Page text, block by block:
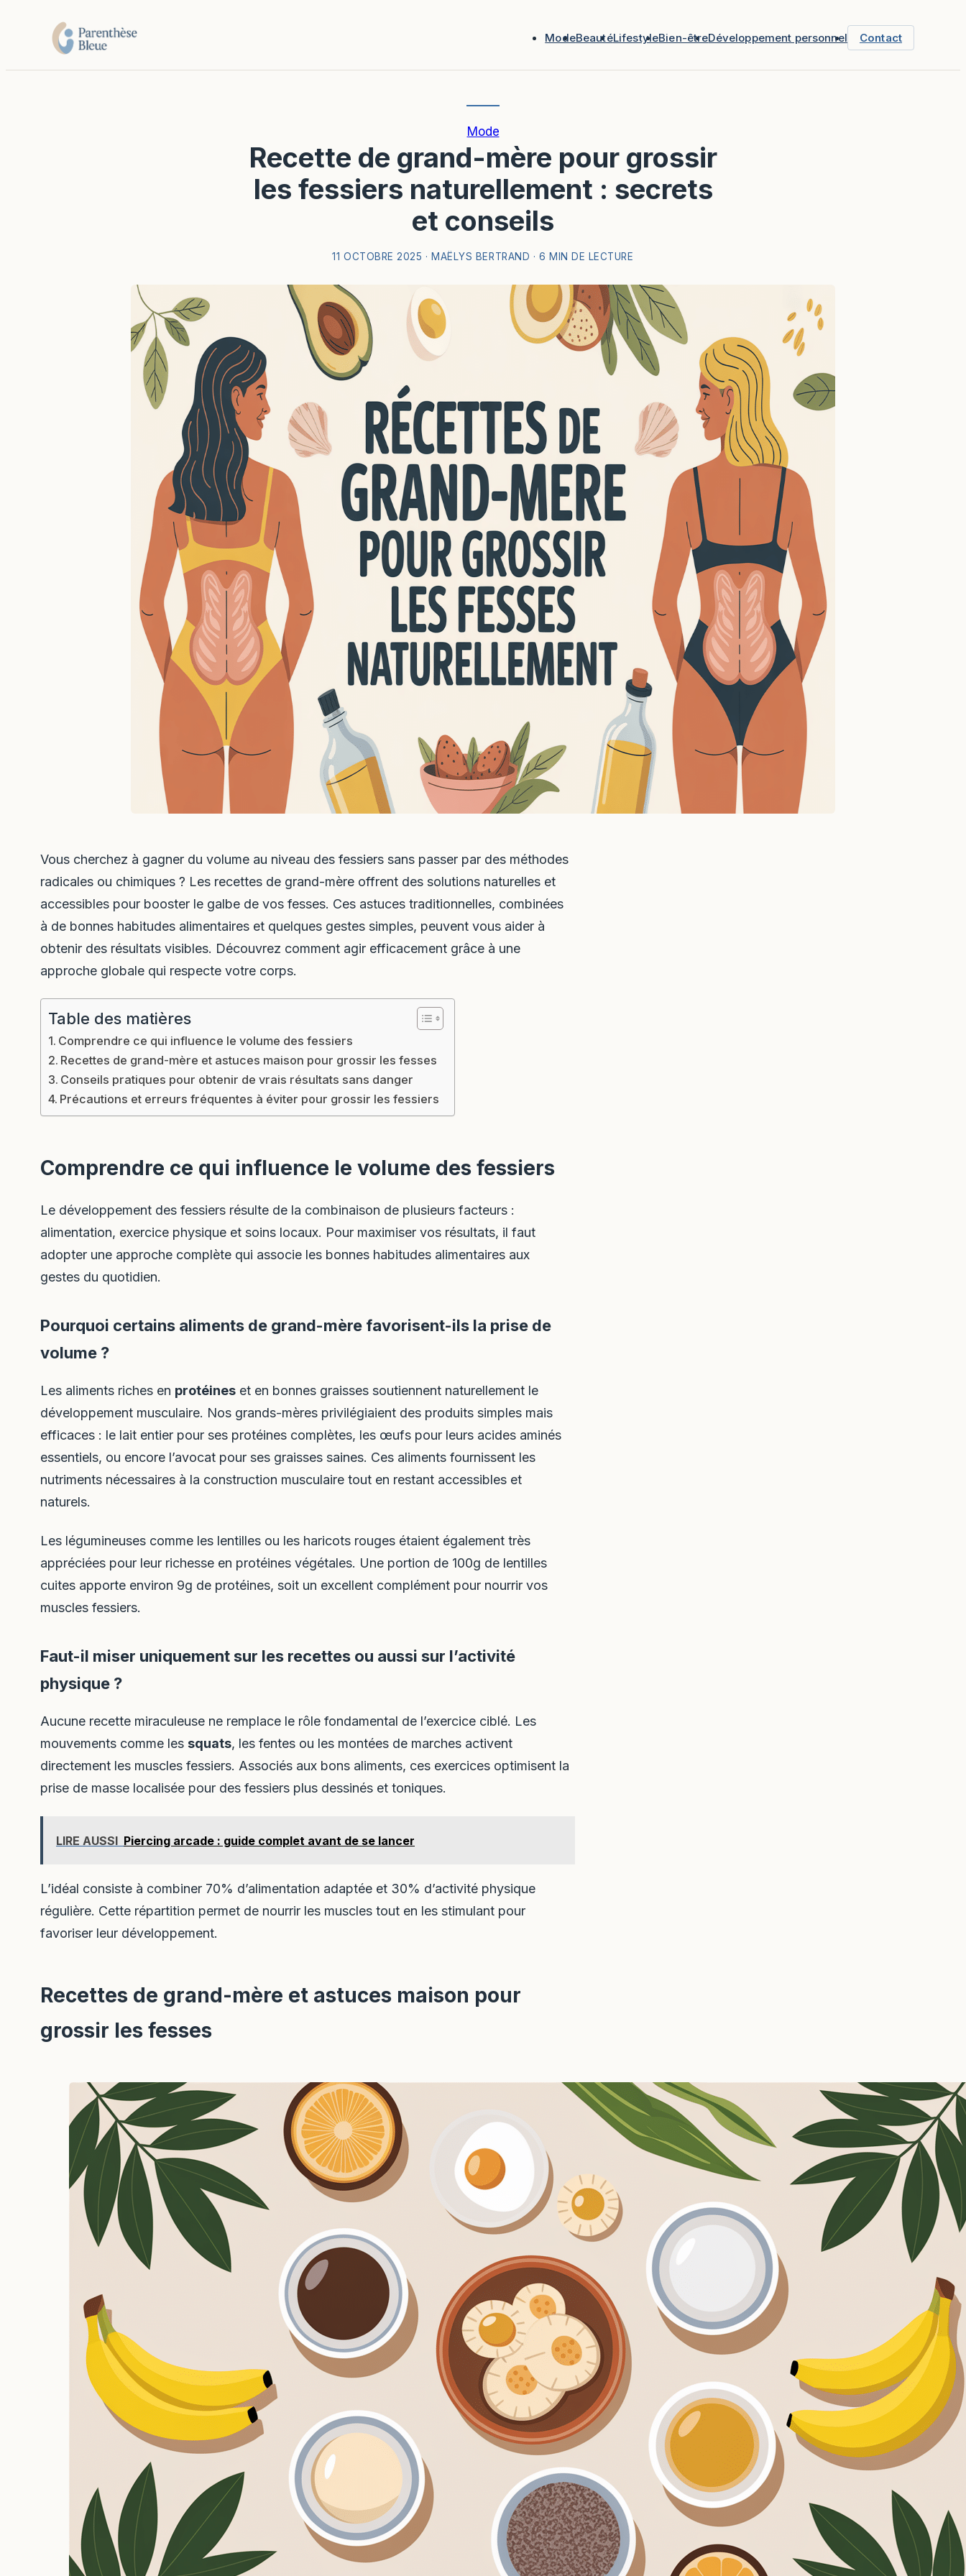
ModeBeautéLifestyleBien-êtreDéveloppement personnel Contact
Mode
Recette de grand-mère pour grossir
les fessiers naturellement : secrets
et conseils
11 OCTOBRE 2025 · MAËLYS BERTRAND · 6 MIN DE LECTURE
Vous cherchez à gagner du volume au niveau des fessiers sans passer par des méthodes
radicales ou chimiques ? Les recettes de grand-mère offrent des solutions naturelles et
accessibles pour booster le galbe de vos fesses. Ces astuces traditionnelles, combinées
à de bonnes habitudes alimentaires et quelques gestes simples, peuvent vous aider à
obtenir des résultats visibles. Découvrez comment agir efficacement grâce à une
approche globale qui respecte votre corps.
Table des matières
Comprendre ce qui influence le volume des fessiers
Recettes de grand-mère et astuces maison pour grossir les fesses
Conseils pratiques pour obtenir de vrais résultats sans danger
Précautions et erreurs fréquentes à éviter pour grossir les fessiers
Comprendre ce qui influence le volume des fessiers
Le développement des fessiers résulte de la combinaison de plusieurs facteurs :
alimentation, exercice physique et soins locaux. Pour maximiser vos résultats, il faut
adopter une approche complète qui associe les bonnes habitudes alimentaires aux
gestes du quotidien.
Pourquoi certains aliments de grand-mère favorisent-ils la prise de
volume ?
Les aliments riches en protéines et en bonnes graisses soutiennent naturellement le
développement musculaire. Nos grands-mères privilégiaient des produits simples mais
efficaces : le lait entier pour ses protéines complètes, les œufs pour leurs acides aminés
essentiels, ou encore l’avocat pour ses graisses saines. Ces aliments fournissent les
nutriments nécessaires à la construction musculaire tout en restant accessibles et
naturels.
Les légumineuses comme les lentilles ou les haricots rouges étaient également très
appréciées pour leur richesse en protéines végétales. Une portion de 100g de lentilles
cuites apporte environ 9g de protéines, soit un excellent complément pour nourrir vos
muscles fessiers.
Faut-il miser uniquement sur les recettes ou aussi sur l’activité
physique ?
Aucune recette miraculeuse ne remplace le rôle fondamental de l’exercice ciblé. Les
mouvements comme les squats, les fentes ou les montées de marches activent
directement les muscles fessiers. Associés aux bons aliments, ces exercices optimisent la
prise de masse localisée pour des fessiers plus dessinés et toniques.
LIRE AUSSI Piercing arcade : guide complet avant de se lancer
L’idéal consiste à combiner 70% d’alimentation adaptée et 30% d’activité physique
régulière. Cette répartition permet de nourrir les muscles tout en les stimulant pour
favoriser leur développement.
Recettes de grand-mère et astuces maison pour
grossir les fesses